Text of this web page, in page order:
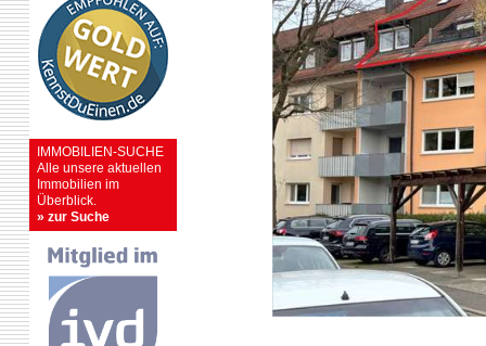
IMMOBILIEN-SUCHE
Alle unsere aktuellen
Immobilien im
Überblick.
» zur Suche